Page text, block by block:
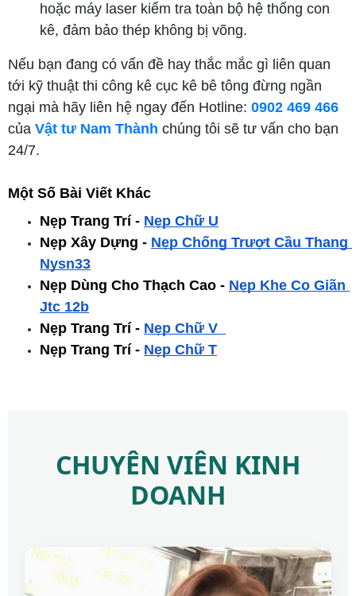
hoặc máy laser kiểm tra toàn bộ hệ thống con
kê, đảm bảo thép không bị võng.
Nếu bạn đang có vấn đề hay thắc mắc gì liên quan
tới kỹ thuật thi công kê cục kê bê tông đừng ngần
ngại mà hãy liên hệ ngay đến Hotline: 0902 469 466
của Vật tư Nam Thành chúng tôi sẽ tư vấn cho bạn
24/7.
Một Số Bài Viết Khác
Nẹp Trang Trí - Nẹp Chữ U
Nẹp Xây Dựng - Nẹp Chống Trượt Cầu Thang
Nysn33
Nẹp Dùng Cho Thạch Cao - Nẹp Khe Co Giãn
Jtc 12b
Nẹp Trang Trí - Nẹp Chữ V
Nẹp Trang Trí - Nẹp Chữ T
CHUYÊN VIÊN KINH
DOANH